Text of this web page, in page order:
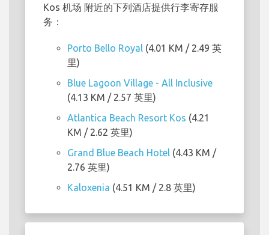
Kos 机场 附近的下列酒店提供行李寄存服
务：
Porto Bello Royal (4.01 KM / 2.49 英
里)
Blue Lagoon Village - All Inclusive
(4.13 KM / 2.57 英里)
Atlantica Beach Resort Kos (4.21
KM / 2.62 英里)
Grand Blue Beach Hotel (4.43 KM /
2.76 英里)
Kaloxenia (4.51 KM / 2.8 英里)